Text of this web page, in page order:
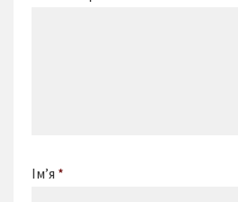
Ім’я *